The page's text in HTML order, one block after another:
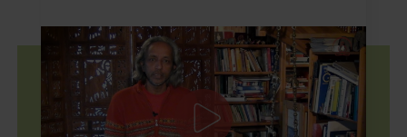
Hingabe aus der Sicht des "Yoga Sutra"
R. Sriram spricht über "Ishvarapranidhana", die Hingabe.
Er erklärt damit eines der Niyamas, die zusammen die
zweite Säule des achtgliedrigen Yogapfades nach…